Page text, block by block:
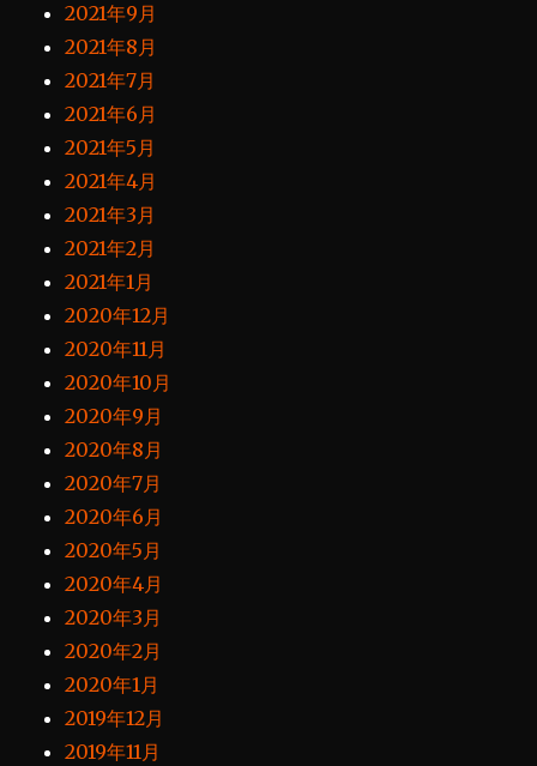
2021年9月
2021年8月
2021年7月
2021年6月
2021年5月
2021年4月
2021年3月
2021年2月
2021年1月
2020年12月
2020年11月
2020年10月
2020年9月
2020年8月
2020年7月
2020年6月
2020年5月
2020年4月
2020年3月
2020年2月
2020年1月
2019年12月
2019年11月